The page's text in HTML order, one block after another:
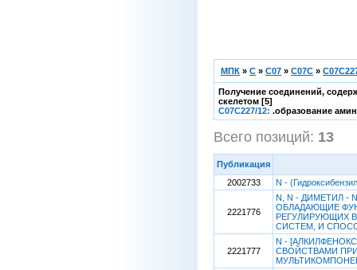
МПК » C » C07 » C07C »
Получение соединений,
скелетом [5]
C07C227/12: .образование
Всего позиций: 13
Публикация
2002733
N -
2221776
N, N - ДИМЕТИЛ -
ОБЛАДАЮЩИЕ
РЕГУЛИРУЮЩИХ
СИСТЕМ, И
2221777
N -
СВОЙСТВАМИ